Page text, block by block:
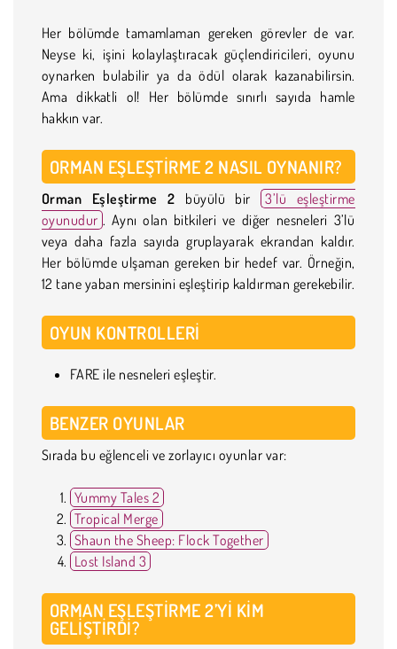
Her bölümde tamamlaman gereken görevler de var.
Neyse ki, işini kolaylaştıracak güçlendiricileri, oyunu
oynarken bulabilir ya da ödül olarak kazanabilirsin.
Ama dikkatli ol! Her bölümde sınırlı sayıda hamle
hakkın var.
ORMAN EŞLEŞTIRME 2 NASIL OYNANIR?
Orman Eşleştirme 2 büyülü bir 3’lü eşleştirme
oyunudur . Aynı olan bitkileri ve diğer nesneleri 3’lü
veya daha fazla sayıda gruplayarak ekrandan kaldır.
Her bölümde ulşaman gereken bir hedef var. Örneğin,
12 tane yaban mersinini eşleştirip kaldırman gerekebilir.
OYUN KONTROLLERI
FARE ile nesneleri eşleştir.
BENZER OYUNLAR
Sırada bu eğlenceli ve zorlayıcı oyunlar var:
Yummy Tales 2
Tropical Merge
Shaun the Sheep: Flock Together
Lost Island 3
ORMAN EŞLEŞTIRME 2’YI KIM
GELIŞTIRDI?